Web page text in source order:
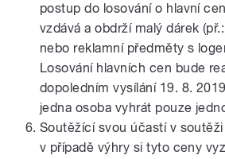
postup do losování o hlavní
vzdává a obdrží malý dárek
nebo reklamní předměty s
Losování hlavních cen bude
dopoledním vysílání 19. 8.
jedna osoba vyhrát pouze
Soutěžící svou účastí v
v případě výhry si tyto ceny